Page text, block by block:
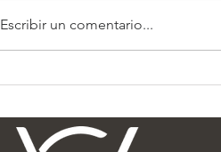
Clínica Somno
Escribir un comentario...